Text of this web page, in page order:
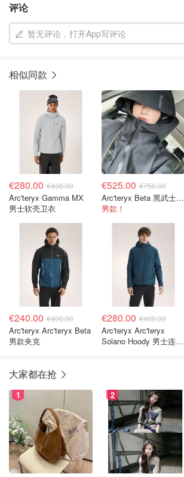
评论
暂无评论，打开App写评论
相似同款
€280.00 €400.00
Arc'teryx Gamma MX
男士软壳卫衣
€525.00 €750.00
Arc'teryx Beta 黑武士冲锋衣
男款！
€240.00 €400.00
Arc'teryx Arc'teryx Beta
男款夹克
€280.00 €400.00
Arc'teryx Arc'teryx
Solano Hoody 男士连帽
大家都在抢
1 2